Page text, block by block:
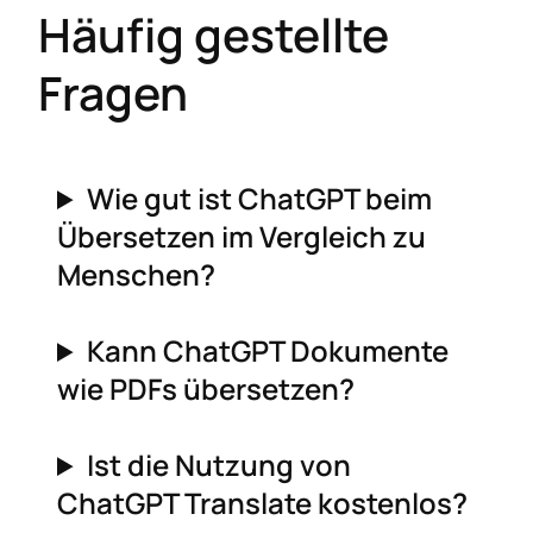
Häufig gestellte
Fragen
Wie gut ist ChatGPT beim
Übersetzen im Vergleich zu
Menschen?
Kann ChatGPT Dokumente
wie PDFs übersetzen?
Ist die Nutzung von
ChatGPT Translate kostenlos?